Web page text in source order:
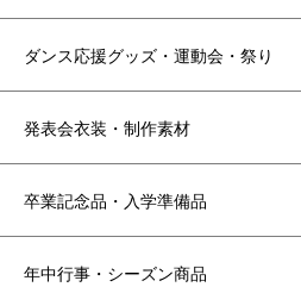
ダンス応援グッズ・運動会・祭り
発表会衣装・制作素材
卒業記念品・入学準備品
年中行事・シーズン商品